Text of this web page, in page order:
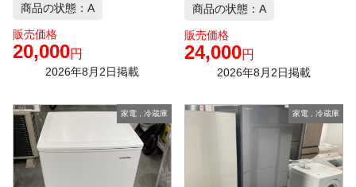
商品の状態：A
販売価格
20,000円
2026年8月2日掲載
商品の状態：A
販売価格
24,000円
2026年8月2日掲載
家電, 冷蔵庫 家電 冷蔵庫